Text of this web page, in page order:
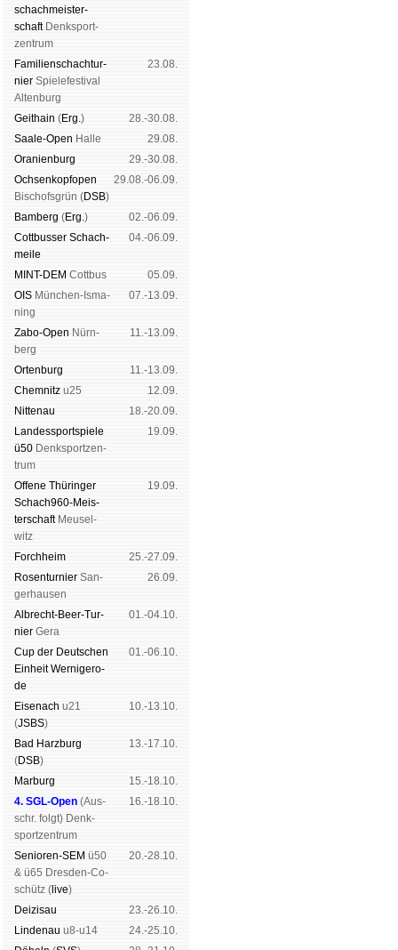
schach­meis­ter­
schaftDenk­sport­
zen­trum
Familien­schach­tur­
nier Spiele­fes­ti­val
Al­ten­burg
23.08.
Geit­hain (Erg.)
28.-30.08.
Saale-Open Halle
29.08.
Oranien­burg
29.-30.08.
Och­sen­kopf­open
Bischofs­grün (DSB)
29.08.-06.09.
Bam­berg (Erg.)
02.-06.09.
Cott­busser Schach­
meile
04.-06.09.
MINT-DEM Cott­bus
05.09.
OIS Mün­chen-Is­ma­
ning
07.-13.09.
Zabo-Open Nürn­
berg
11.-13.09.
Orten­burg
11.-13.09.
Chem­nitz u25
12.09.
Nitte­nau
18.-20.09.
Landes­sport­spiele
ü50 Denk­sport­zen­
trum
19.09.
Offene Thü­rin­ger
Schach960-Meis­
ter­schaftMeu­sel­
witz
19.09.
Forch­heim
25.-27.09.
Rosen­tur­nier San­
ger­hau­sen
26.09.
Albrecht-Beer-Tur­
nier Ge­ra
01.-04.10.
Cup der Deut­schen
Ein­heit Wer­ni­ge­ro­
de
01.-06.10.
Eise­nach u21
(JSBS)
10.-13.10.
Bad Harz­burg
(DSB)
13.-17.10.
Mar­burg
15.-18.10.
4. SGL-Open (Aus­
schr. folgt) Denk­
sport­zen­trum
16.-18.10.
Senioren-SEM ü50
& ü65 Dres­den-Co­
schütz ( live)
20.-28.10.
Dei­zi­sau
23.-26.10.
Lin­de­nau u8-u14
24.-25.10.